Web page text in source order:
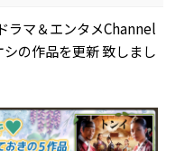
ラマ＆エンタメChannel
の作品を更新 致しまし